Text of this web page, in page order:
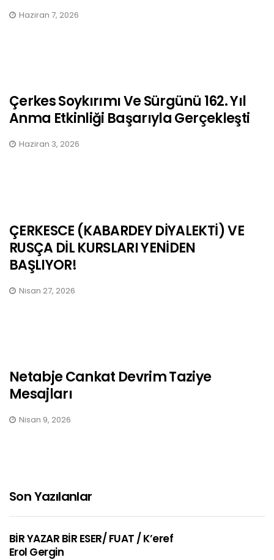
Haziran 7, 2026
Çerkes Soykırımı Ve Sürgünü 162. Yıl
Anma Etkinliği Başarıyla Gerçekleşti
Haziran 3, 2026
ÇERKESCE (KABARDEY DİYALEKTİ) VE
RUSÇA DİL KURSLARI YENİDEN
BAŞLIYOR!
Nisan 27, 2026
Netabje Cankat Devrim Taziye
Mesajları
Nisan 9, 2026
Son Yazılanlar
BİR YAZAR BİR ESER/ FUAT / K’eref
Erol Gergin